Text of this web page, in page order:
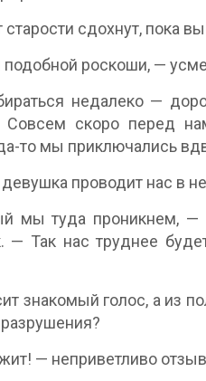
сдохнут, пока
роскоши, —
недалеко —
скоро перед
то мы приключались
проводит нас в
мы туда проникнем,
— Так нас труднее
знакомый голос, а из
— неприветливо